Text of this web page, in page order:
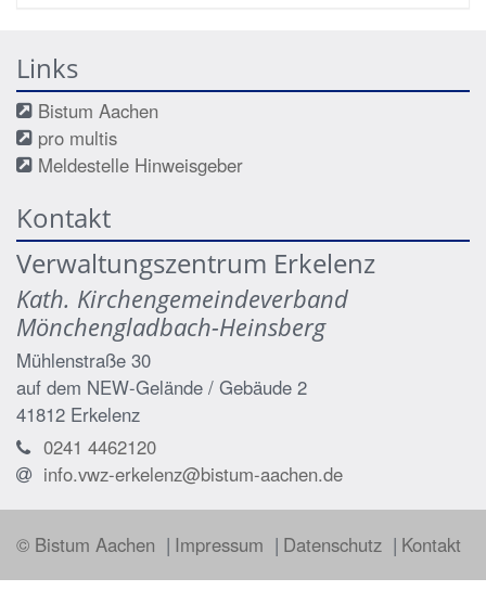
Links
Bistum Aachen
pro multis
Meldestelle Hinweisgeber
Kontakt
Verwaltungszentrum Erkelenz
Kath. Kirchengemeindeverband
Mönchengladbach-Heinsberg
Mühlenstraße 30
auf dem NEW-Gelände / Gebäude 2
41812 Erkelenz
0241 4462120
info.vwz-erkelenz@bistum-aachen.de
© Bistum Aachen Impressum Datenschutz Kontakt